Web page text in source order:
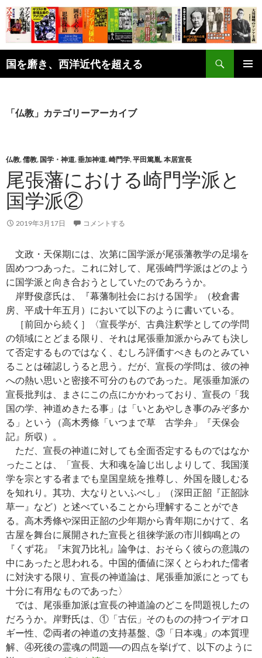
コ
ン
テ
ン
ツ
へ
国を磨き、西洋近代を超える
索
「仏教」カテゴリーアーカイブ
仏教,儒教, 国学・神道,垂加神道,崎門学,平田篤胤,本居宣長
尾張藩における崎門学派と
国学派②
2019年3月17日 コメントする
文政・天保期には、次第に国学派が尾張藩教学の足場を
固めつつあった。これに対して、尾張崎門学派はどのよう
に国学派と向き合おうとしていたのであろうか。
岸野俊彦氏は、『幕藩制社会における国学』（校倉書
房、平成十年五月）において以下のように書いている。
［前回から続く］〈宣長学が、古典注釈学としての学問
の領域にとどまる限り、それは尾張垂加派からみても決し
て否定するものではなく、むしろ評価すべきものとみてい
ることは確認しうると思う。だが、宣長の学問は、彼の神
への熱い思いと密接不可分のものであった。尾張垂加派の
宣長批判は、まさにこの点にかかわっており、宣長の「我
国の学、神道めきたる事」は「いとあやしき事のみぞ多か
る」という（高木秀條「いつまで草 古学弁」『天保会
記』所収）。
ただ、宣長の神道に対しても全面否定するものではなか
ったことは、「宣長、大和魂を論じ出しよりして、我国漢
学を宗とする者までも皇国皇統を推尊し、外国を賤しむる
を知れり。其功、大なりといふべし」（深田正韶『正韶詠
草一』など）と述べていることから理解することができ
る。高木秀條や深田正韶の少年期から青年期にかけて、名
古屋を舞台に展開された宣長と徂徠学派の市川鶴鳴との
『くず花』『末賀乃比礼』論争は、おそらく彼らの意識の
中にあったと思われる。中国的価値に深くとらわれた儒者
に対決する限り、宣長の神道論は、尾張垂加派にとっても
十分に有用なものであった〉
では、尾張垂加派は宣長の神道論のどこを問題視したの
だろうか。岸野氏は、①「古伝」そのものの持つイデオロ
ギー性、②両者の神道の支持基盤、③「日本魂」の本質理
解、④死後の霊魂の問題──の四点を挙げて、以下のように